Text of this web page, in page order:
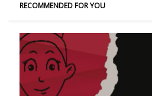
RECOMMENDED FOR YOU